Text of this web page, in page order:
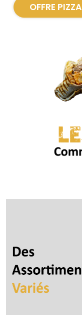
OFFRE PIZZA